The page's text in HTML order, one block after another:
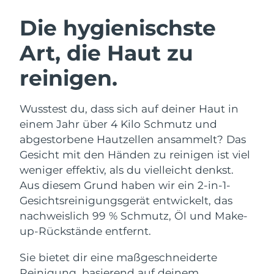
Die hygienischste
Art, die Haut zu
reinigen.
Wusstest du, dass sich auf deiner Haut in
einem Jahr über 4 Kilo Schmutz und
abgestorbene Hautzellen ansammelt? Das
Gesicht mit den Händen zu reinigen ist viel
weniger effektiv, als du vielleicht denkst.
Aus diesem Grund haben wir ein 2-in-1-
Gesichtsreinigungsgerät entwickelt, das
nachweislich 99 % Schmutz, Öl und Make-
up-Rückstände entfernt.
Sie bietet dir eine maßgeschneiderte
Gesichtsreinigung
Anti-aging massage
LUNA™ 4 Plus
Massage, LED heating
LUNA™ 4 Men
For men, anti-aging massage
Microcurrent toning
BEAR™ 2 go
Microcurrent toning on-the-go
BEAR™ 2 eyes & lips
Microcurrent line smoothing device
Hydratisierung
UFO™ 3 Set
Deep facial hydration
UFO™ 3 LED
device
Mundpflege
issa™ 4
Hybrid silicone sonic toothbrush
issa™ 4 plus
FAQ™ ANTI-AGING-BEHANDLUNG
Anti-aging LED-Behandlungen
NEW
Australien
Erwartete Lieferung
Österreich
Bahrain
Erwartete Lieferung
10/08/2026
Belgien
Erwartete Lieferung
09/08/2026
Bermuda
Erwartete Lieferung
15/08/2026
Bosnien und